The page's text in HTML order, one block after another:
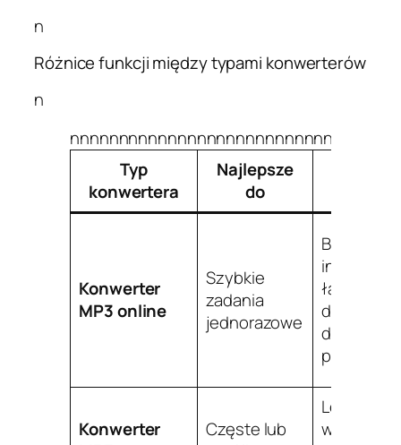
n
Różnice funkcji między typami konwerterów
n
nnnnnnnnnnnnnnnnnnnnnnnnnnnnnnnnn
Typ
konwertera
Najlepsze
do
Konwerter
MP3 online
Szybkie
zadania
jednorazowe
Brak
instalacji,
łatwy
dostęp,
działa w
Konwerter
Częste lub
Lepsza